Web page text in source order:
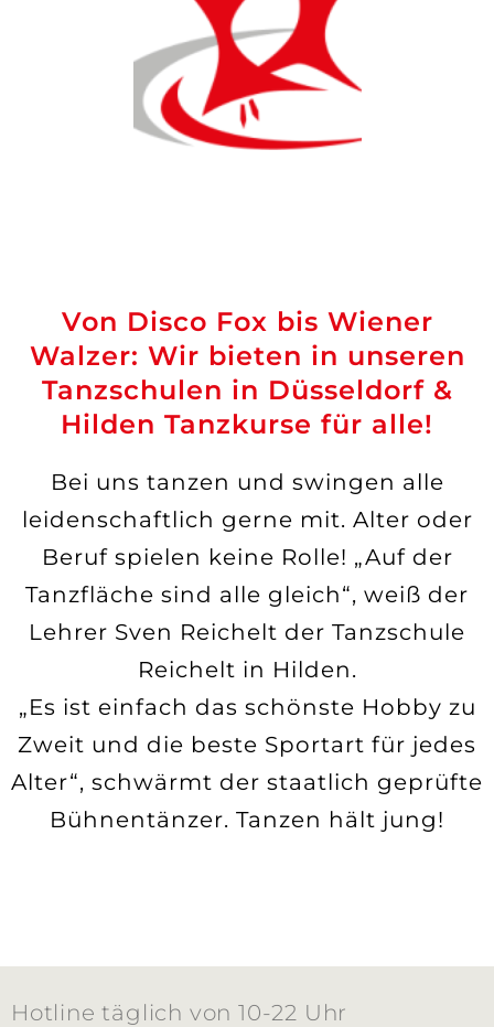
Von Disco Fox bis Wiener
Walzer: Wir bieten in unseren
Tanzschulen in Düsseldorf &
Hilden Tanzkurse für alle!
Bei uns tanzen und swingen alle
leidenschaftlich gerne mit. Alter oder
Beruf spielen keine Rolle! „Auf der
Tanzfläche sind alle gleich“, weiß der
Lehrer Sven Reichelt der Tanzschule
Reichelt in Hilden.
„Es ist einfach das schönste Hobby zu
Zweit und die beste Sportart für jedes
Alter“, schwärmt der staatlich geprüfte
Bühnentänzer. Tanzen hält jung!
Hotline täglich von 10-22 Uhr